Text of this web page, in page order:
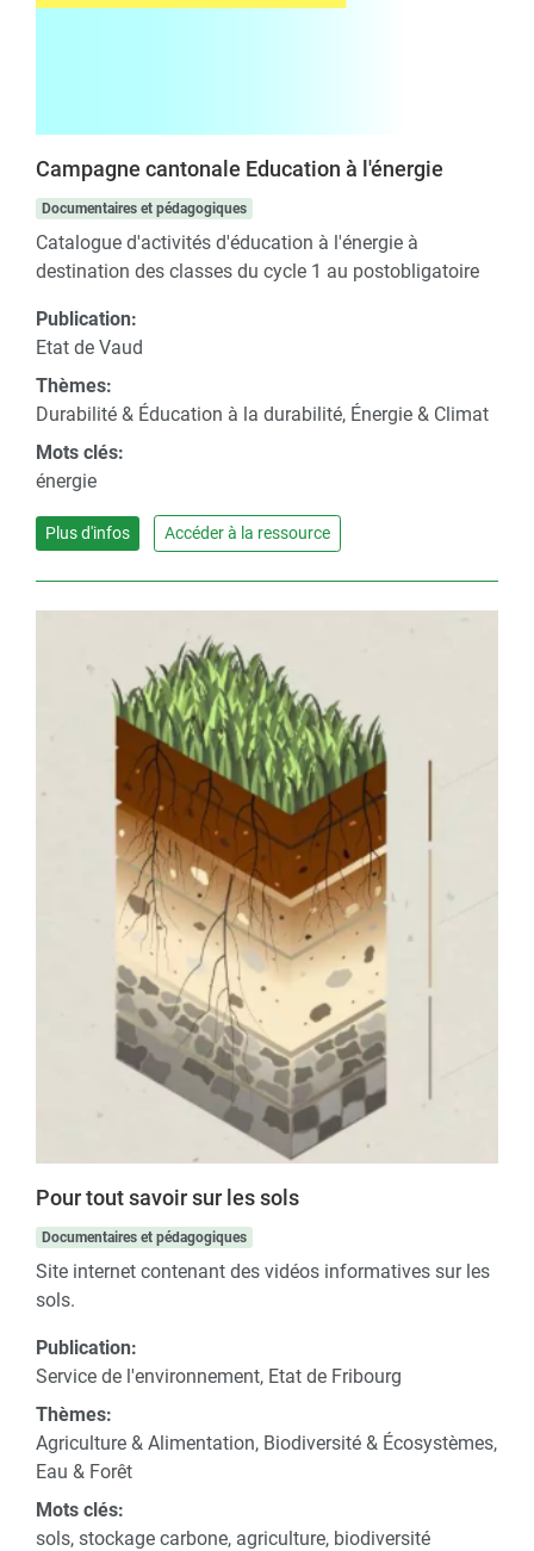
Campagne cantonale Education à l'énergie
Documentaires et pédagogiques
Catalogue d'activités d'éducation à l'énergie à
destination des classes du cycle 1 au postobligatoire
Publication:
Etat de Vaud
Thèmes:
Durabilité & Éducation à la durabilité, Énergie & Climat
Mots clés:
énergie
Plus d'infos Accéder à la ressource
Pour tout savoir sur les sols
Documentaires et pédagogiques
Site internet contenant des vidéos informatives sur les
sols.
Publication:
Service de l'environnement, Etat de Fribourg
Thèmes:
Agriculture & Alimentation, Biodiversité & Écosystèmes,
Eau & Forêt
Mots clés:
sols, stockage carbone, agriculture, biodiversité